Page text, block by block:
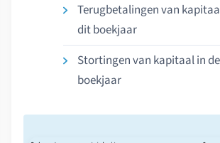
Terugbetalingen van
dit boekjaar
Stortingen van kapitaal in
boekjaar